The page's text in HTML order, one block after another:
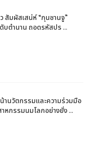
โดยวิเคราะห์ผลกระ
องพืชผลและสินค้า
สังคม เศรษฐกิจ และ
ยเรียงอย่างสละสลวย
ถ่ายทอดแนวคิดเชิง
ออกมาได้อย่างลึกซึ้ง
ามตื่นตาตื่นใจให้แก่ผู้
เตอร์แอคทีฟในชุด
สัมผัสเสน่ห์ “กุนซานจู”
บตำนาน ถอดรหัสปร ...
านวัตกรรมและความร่วมมือ
หกรรมนมโลกอย่างยั่ง ...